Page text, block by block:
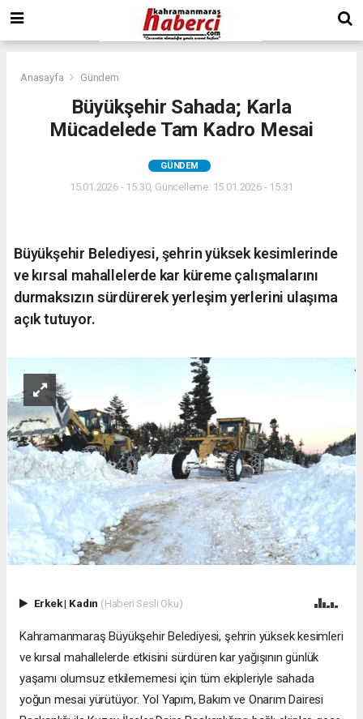
Anasayfa Gündem
Büyükşehir Sahada; Karla
Mücadelede Tam Kadro Mesai
GÜNDEM
15.01.2026 - 15:30, Güncelleme: 15.01.2026 - 15:31
Büyükşehir Belediyesi, şehrin yüksek kesimlerinde
ve kırsal mahallelerde kar küreme çalışmalarını
durmaksızın sürdürerek yerleşim yerlerini ulaşıma
açık tutuyor.
Erkek| Kadın (Haberi Sesli Oku)
Kahramanmaraş Büyükşehir Belediyesi, şehrin yüksek kesimleri
ve kırsal mahallelerde etkisini sürdüren kar yağışının günlük
yaşamı olumsuz etkilememesi için tüm ekipleriyle sahada
yoğun mesai yürütüyor. Yol Yapım, Bakım ve Onarım Dairesi